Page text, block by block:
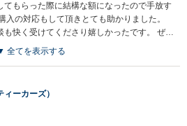
てもらった際に結構な額になったので手放す
入の対応もして頂きとても助かりました。
も快く受けてくださり嬉しかったです。 ぜひ
全てを表示する
ーカーズ）